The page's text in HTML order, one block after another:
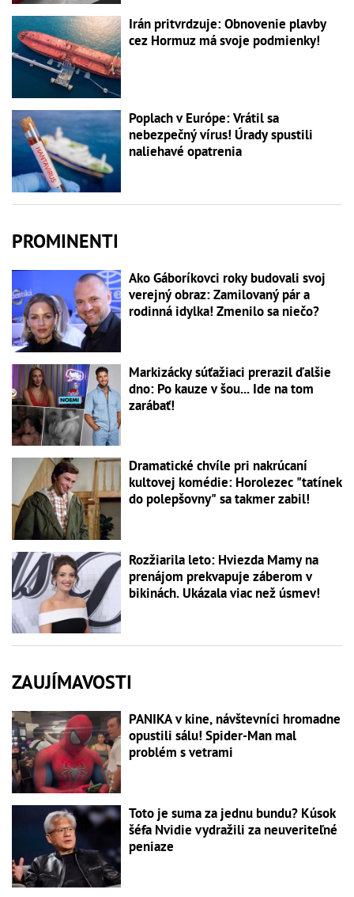
Irán pritvrdzuje: Obnovenie plavby
cez Hormuz má svoje podmienky!
Poplach v Európe: Vrátil sa
nebezpečný vírus! Úrady spustili
naliehavé opatrenia
PROMINENTI
Ako Gáboríkovci roky budovali svoj
verejný obraz: Zamilovaný pár a
rodinná idylka! Zmenilo sa niečo?
Markizácky súťažiaci prerazil ďalšie
dno: Po kauze v šou... Ide na tom
zarábať!
Dramatické chvíle pri nakrúcaní
kultovej komédie: Horolezec "tatínek
do polepšovny" sa takmer zabil!
Rozžiarila leto: Hviezda Mamy na
prenájom prekvapuje záberom v
bikinách. Ukázala viac než úsmev!
ZAUJÍMAVOSTI
PANIKA v kine, návštevníci hromadne
opustili sálu! Spider-Man mal
problém s vetrami
Toto je suma za jednu bundu? Kúsok
šéfa Nvidie vydražili za neuveriteľné
peniaze